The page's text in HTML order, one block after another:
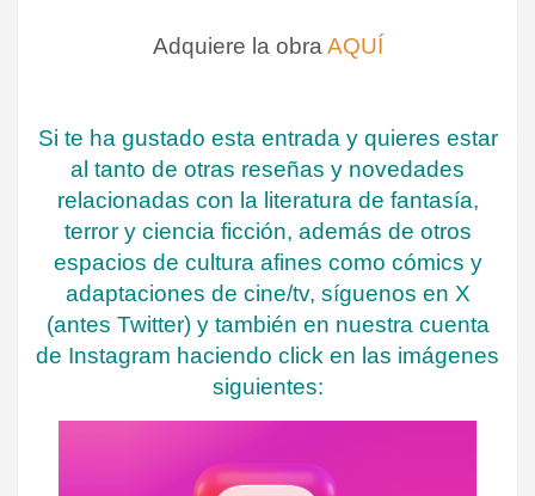
Adquiere la obraAQUÍ
Si te ha gustado esta entrada y quieres estar
al tanto de otras reseñas y novedades
relacionadas con la literatura de fantasía,
terror y ciencia ficción, además de otros
espacios de cultura afines como cómics y
adaptaciones de cine/tv, síguenos en X
(antes Twitter) y también en nuestra cuenta
de Instagram haciendo click en las imágenes
siguientes: